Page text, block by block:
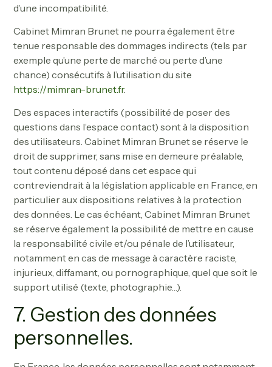
d’une incompatibilité.
Cabinet Mimran Brunet ne pourra également être
tenue responsable des dommages indirects (tels par
exemple qu’une perte de marché ou perte d’une
chance) consécutifs à l’utilisation du site
https://mimran-brunet.fr.
Des espaces interactifs (possibilité de poser des
questions dans l’espace contact) sont à la disposition
des utilisateurs. Cabinet Mimran Brunet se réserve le
droit de supprimer, sans mise en demeure préalable,
tout contenu déposé dans cet espace qui
contreviendrait à la législation applicable en France, en
particulier aux dispositions relatives à la protection
des données. Le cas échéant, Cabinet Mimran Brunet
se réserve également la possibilité de mettre en cause
la responsabilité civile et/ou pénale de l’utilisateur,
notamment en cas de message à caractère raciste,
injurieux, diffamant, ou pornographique, quel que soit le
support utilisé (texte, photographie…).
7. Gestion des données
personnelles.